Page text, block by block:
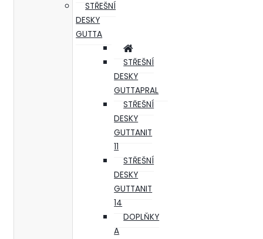
STŘEŠNÍ
DESKY
GUTTA
STŘEŠNÍ
DESKY
GUTTAPRAL
STŘEŠNÍ
DESKY
GUTTANIT
11
STŘEŠNÍ
DESKY
GUTTANIT
14
DOPLŇKY
A